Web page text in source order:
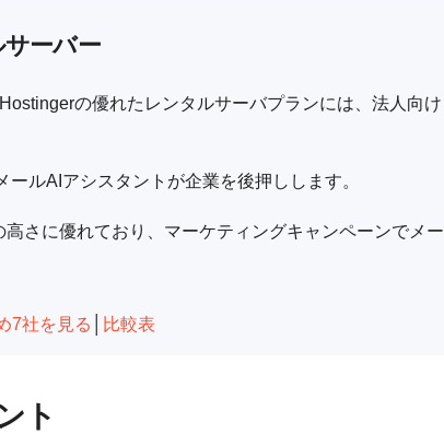
ーバー
の優れたレンタルサーバプランには、法人向け
ルAIアシスタントが企業を後押しします。
高さに優れており、マーケティングキャンペーンでメー
7社を見る 比較表
ト